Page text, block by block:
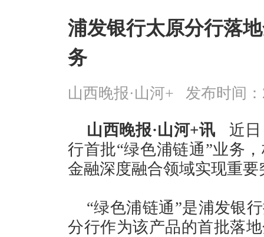
浦发银行太原分行落
务
山西晚报·山河+ 发布时间：
山西晚报·山河+讯
近
行首批“绿色浦链通”业务
金融深度融合领域实现重要
“绿色浦链通”是浦发银
分行作为该产品的首批落